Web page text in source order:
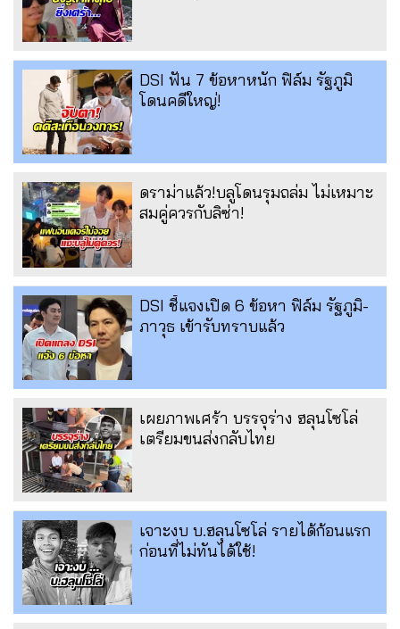
DSI ฟัน 7 ข้อหาหนัก ฟิล์ม รัฐภูมิ
โดนคดีใหญ่!
ดราม่าแล้ว!บลูโดนรุมถล่ม ไม่เหมาะ
สมคู่ควรกับลิซ่า!
DSI ชี้แจงเปิด 6 ข้อหา ฟิล์ม รัฐภูมิ-
ภาวุธ เข้ารับทราบแล้ว
เผยภาพเศร้า บรรจุร่าง ฮลุนโซโล่
เตรียมขนส่งกลับไทย
เจาะงบ บ.ฮลุนโซโล่ รายได้ก้อนแรก
ก่อนที่ไม่ทันได้ใช้!